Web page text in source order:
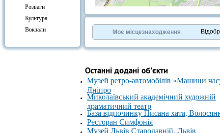
Розваги
Культура
Вокзали
OpenStreetMapcontributors.
»
Моє місцезнаходження
Останні додані об'єкти
Музей ретро-автомобілів «Машини
Дніпро
Миколаївський академічний художній
драматичний театр
База відпочинку Писана хата,
Ресторан Симфонія
Музей Львів Стародавній, Львів